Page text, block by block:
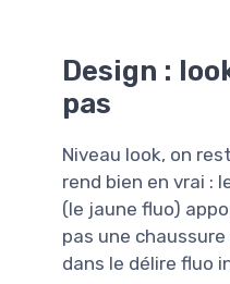
Design :
pas
Niveau look, on
rend bien en vrai :
(le jaune fluo)
pas une
dans le délire fluo